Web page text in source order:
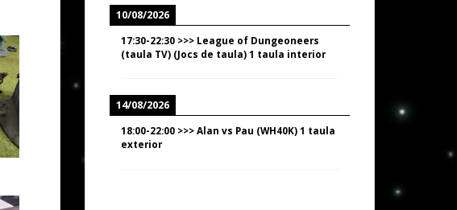
10/08/2026
17:30-22:30 >>> League of Dungeoneers
(taula TV) (Jocs de taula) 1 taula interior
14/08/2026
18:00-22:00 >>>Alan vs Pau (WH40K) 1 taula
exterior